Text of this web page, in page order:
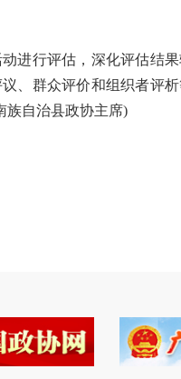
行评估，深化评估结果
、群众评价和组织者评
族自治县政协主席)